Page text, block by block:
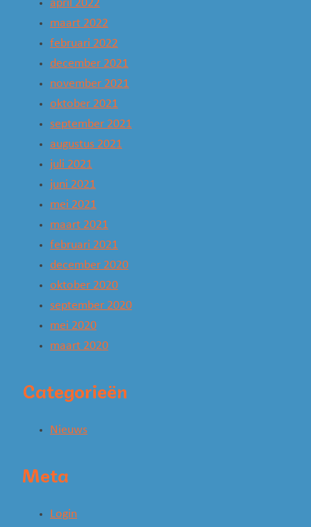
april 2022
maart 2022
februari 2022
december 2021
november 2021
oktober 2021
september 2021
augustus 2021
juli 2021
juni 2021
mei 2021
maart 2021
februari 2021
december 2020
oktober 2020
september 2020
mei 2020
maart 2020
Categorieën
Nieuws
Meta
Login